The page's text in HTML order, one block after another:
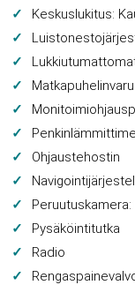
Keskuslukitus:
Ohjaustehostin
Pysäköintitutka
Radio